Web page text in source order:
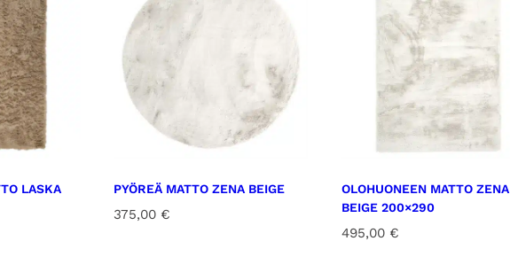
LASKA
PYÖREÄ MATTO ZENA BEIGE
375,00 €
OLOHUONEEN MATTO ZENA
BEIGE 200×290
495,00 €